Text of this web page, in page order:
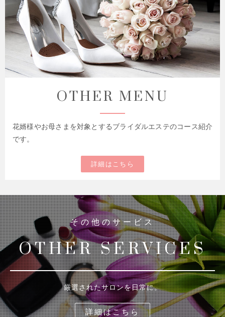
OTHER MENU
花婿様やお母さまを対象とするブライダルエステのコース紹介
です。
詳細はこちら
その他のサービス
OTHER SERVICES
厳選されたサロンを日常に。
詳細はこちら